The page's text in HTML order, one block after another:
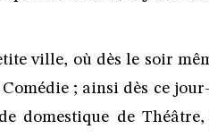
ville, où dès le soir
; ainsi dès ce
domestique de Théâtre,